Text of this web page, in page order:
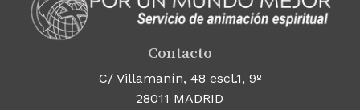
Contacto
C/ Villamanín, 48 escl.1, 9º
28011 MADRID